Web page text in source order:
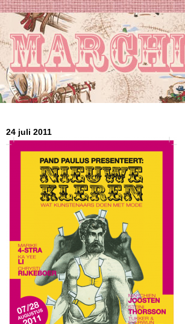
24 juli 2011